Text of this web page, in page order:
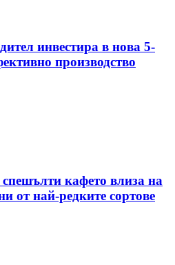
инвестира в нова 5-
производство
кафето влиза на
от най-редките сортове